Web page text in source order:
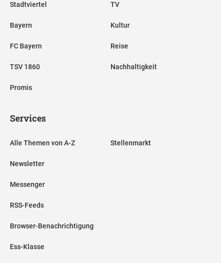
Stadtviertel
Bayern
FC Bayern
TSV 1860
Promis
TV
Kultur
Reise
Nachhaltigkeit
Services
Alle Themen von A-Z
Newsletter
Messenger
RSS-Feeds
Browser-Benachrichtigung
Ess-Klasse
Stellenmarkt